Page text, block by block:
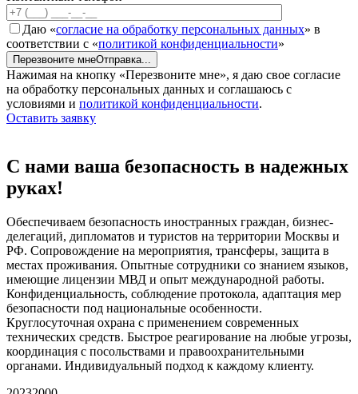
Даю «согласие на обработку персональных данных» в
соответствии с «политикой конфиденциальности»
Перезвоните мнеОтправка...
Нажимая на кнопку «Перезвоните мне», я даю свое согласие
на обработку персональных данных и соглашаюсь с
условиями и политикой конфиденциальности.
Оставить заявку
С нами ваша безопасность в надежных
руках!
Обеспечиваем безопасность иностранных граждан, бизнес-
делегаций, дипломатов и туристов на территории Москвы и
РФ. Сопровождение на мероприятия, трансферы, защита в
местах проживания. Опытные сотрудники со знанием языков,
имеющие лицензии МВД и опыт международной работы.
Конфиденциальность, соблюдение протокола, адаптация мер
безопасности под национальные особенности.
Круглосуточная охрана с применением современных
технических средств. Быстрое реагирование на любые угрозы,
координация с посольствами и правоохранительными
органами. Индивидуальный подход к каждому клиенту.